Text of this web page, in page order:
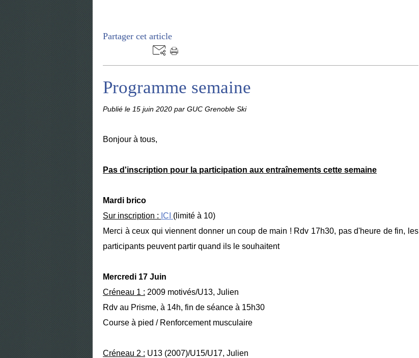
Partager cet article
Programme semaine
Publié le 15 juin 2020 par GUC Grenoble Ski
Bonjour à tous,
Pas d'inscription pour la participation aux entraînements cette semaine
Mardi brico
Sur inscription : ICI (limité à 10)
Merci à ceux qui viennent donner un coup de main ! Rdv 17h30, pas d'heure de fin, les
participants peuvent partir quand ils le souhaitent
Mercredi 17 Juin
Créneau 1 : 2009 motivés/U13, Julien
Rdv au Prisme, à 14h, fin de séance à 15h30
Course à pied / Renforcement musculaire
Créneau 2 : U13 (2007)/U15/U17, Julien